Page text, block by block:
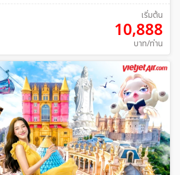
เริ่มต้น
10,888
บาท/ท่าน